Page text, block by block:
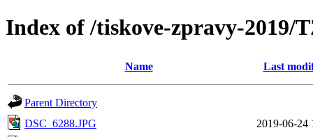
Index of /tiskove-zpravy-2019/
Name Last
Parent Directory
DSC_6288.JPG
2019-06-24